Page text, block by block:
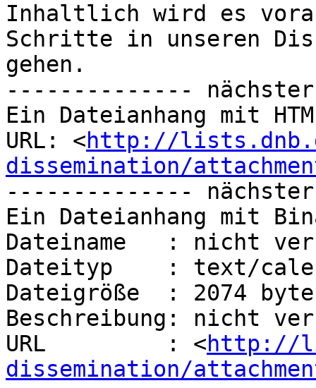
Inhaltlich wird es
Schritte in unseren
gehen.
--------------
Ein Dateianhang mit
URL: <http://
dissemination/
--------------
Ein Dateianhang mit
Dateiname   : nicht
Dateityp    : text/
Dateigröße  : 2074
Beschreibung: nicht
URL         : <http://
dissemination/